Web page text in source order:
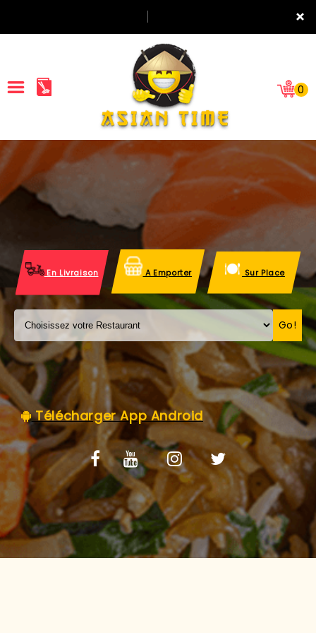
×
ACCUEIL
LA CARTE
VOS AVIS
MENTIONS LÉGALES
C.G.V
0
En Livraison A Emporter Sur Place
Go!
Télécharger App Android